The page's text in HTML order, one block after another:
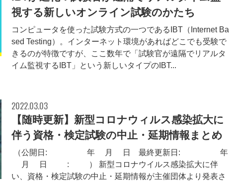
視する新しいオンライン試験のかたち
コンピュータを使った試験方式の一つであるIBT（Internet Ba
sed Testing）。インターネット環境があればどこでも受験で
きるのが特徴ですが、ここ数年で「試験官が遠隔でリアルタ
イム監視するIBT」という新しいタイプのIBT...
2022.03.03
【随時更新】新型コロナウィルス感染拡大に
伴う資格・検定試験の中止・延期情報まとめ
（公開日:2020年3月2日 最終更新日:2022年
3月3日18:45） 新型コロナウイルス感染拡大に伴
い、資格・検定試験の中止・延期情報が主催団体より発表さ